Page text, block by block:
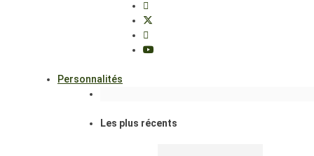
Personnalités
Les plus récents